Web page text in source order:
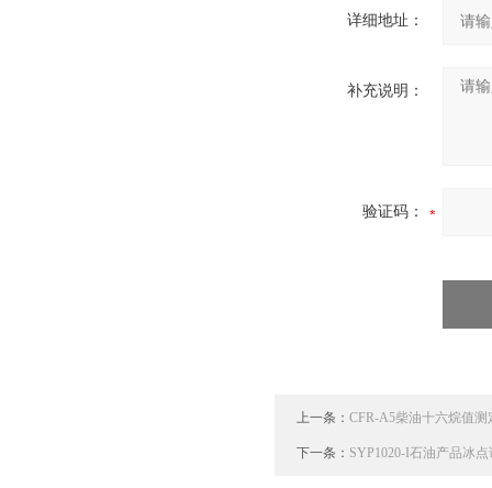
详细地址：
补充说明：
验证码：
上一条： CFR-A5柴油十六烷值测
下一条： SYP1020-I石油产品冰